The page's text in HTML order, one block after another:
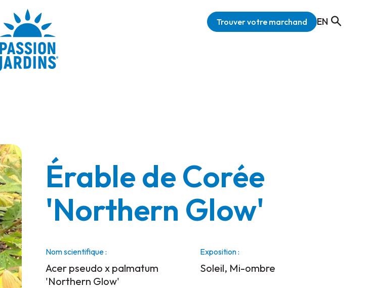
Trouver votre marchand EN
Érable de Corée
'Northern Glow'
Nom scientifique :
Acer pseudo x palmatum
'Northern Glow'
Exposition :
Soleil, Mi-ombre